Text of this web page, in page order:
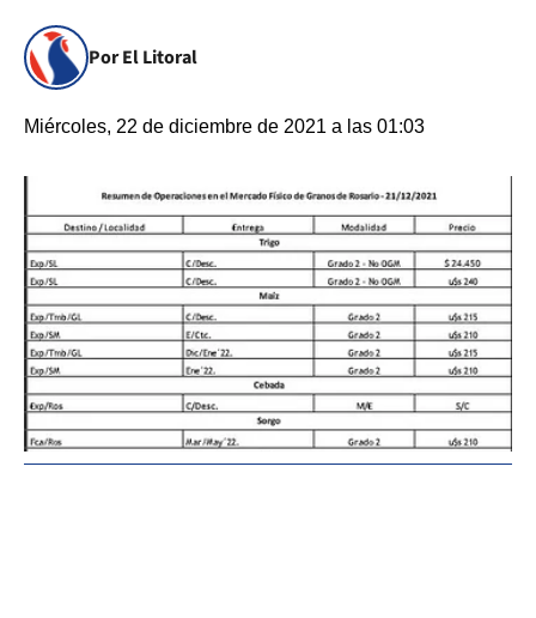
Por El Litoral
Miércoles, 22 de diciembre de 2021 a las 01:03